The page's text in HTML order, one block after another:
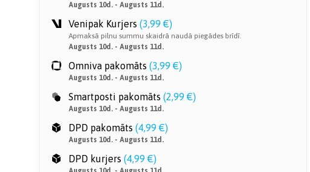
Augusts 10d. - Augusts 11d.
Venipak Kurjers (3,99 €)
Apmaksā pilnu summu skaidrā naudā piegādes brīdī.
Augusts 10d. - Augusts 11d.
Omniva pakomāts (3,99 €)
Augusts 10d. - Augusts 11d.
Smartposti pakomāts (2,99 €)
Augusts 10d. - Augusts 11d.
DPD pakomāts (4,99 €)
Augusts 10d. - Augusts 11d.
DPD kurjers (4,99 €)